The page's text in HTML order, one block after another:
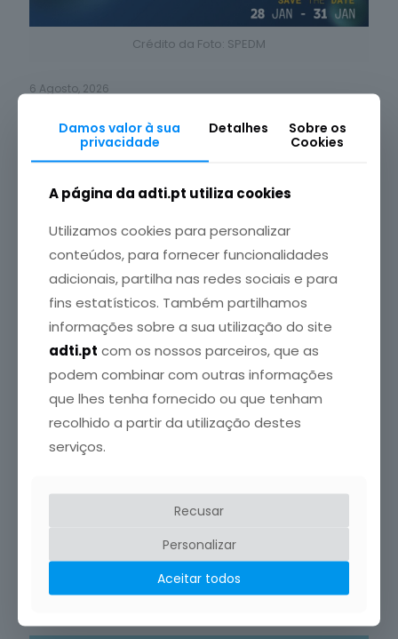
Crédito da Foto: SPEDM
6 Agosto, 2026
janeiro de 2027
Leia mais
4 Agosto, 2026
É da menopausa ou é da tiroide? As perguntas que as
mulheres realmente fazem
Leia mais
Damos valor à sua
privacidade
Detalhes
Sobre os
Cookies
A página da adti.pt utiliza cookies
Utilizamos cookies para personalizar
conteúdos, para fornecer funcionalidades
adicionais, partilha nas redes sociais e para
fins estatísticos. Também partilhamos
informações sobre a sua utilização do site
adti.pt com os nossos parceiros, que as
podem combinar com outras informações
que lhes tenha fornecido ou que tenham
recolhido a partir da utilização destes
serviços.
Recusar
Personalizar
Aceitar todos